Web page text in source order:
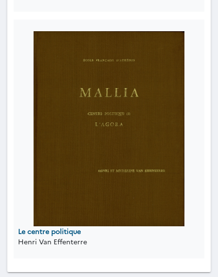
Le centre politique
Henri Van Effenterre